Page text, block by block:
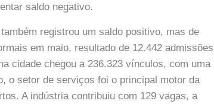
saldo negativo.
registrou um saldo positivo, mas de
em maio, resultado de 12.442 admissões
cidade chegou a 236.323 vínculos, com uma
o setor de serviços foi o principal motor da
A indústria contribuiu com 129 vagas, a